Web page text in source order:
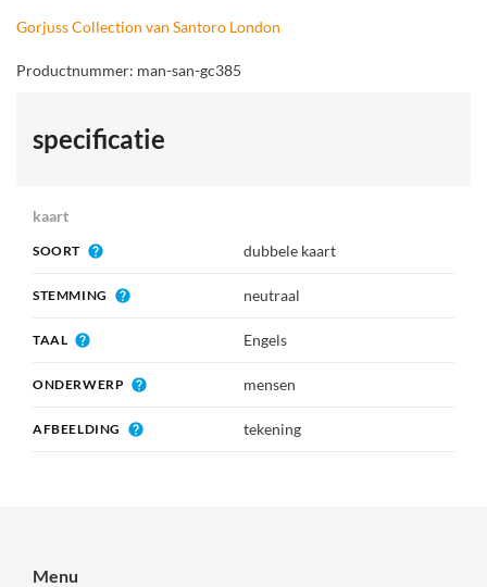
Gorjuss Collection van Santoro London
Productnummer: man-san-gc385
specificatie
kaart
SOORT dubbele kaart
STEMMING neutraal
TAAL Engels
ONDERWERP mensen
AFBEELDING tekening
Menu